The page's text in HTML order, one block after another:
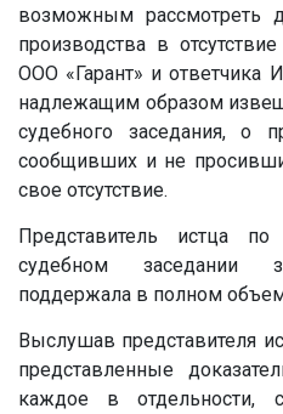
возможным рассмотреть
производства в
ООО «Гарант» и
надлежащим образом
судебного заседания, о
сообщивших и не
свое отсутствие.
Представитель истца
судебном заседании
поддержала в полном
Выслушав представителя
представленные
каждое в отдельности,